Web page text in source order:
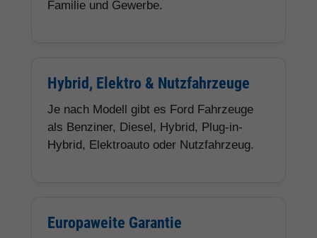
Familie und Gewerbe.
Hybrid, Elektro & Nutzfahrzeuge
Je nach Modell gibt es Ford Fahrzeuge
als Benziner, Diesel, Hybrid, Plug-in-
Hybrid, Elektroauto oder Nutzfahrzeug.
Europaweite Garantie